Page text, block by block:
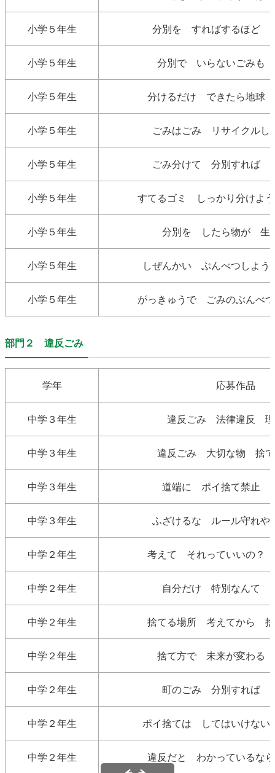
小学５年生 分別を すればするほど
小学５年生 分別で いらないごみも
小学５年生 分けるだけ できたら地球
小学５年生 ごみはごみ リサイクル
小学５年生 ごみ分けて 分別すれば
小学５年生 すてるゴミ しっかり分けよ
小学５年生 分別を したら物が 生
小学５年生 しぜんかい ぶんべつしよ
小学５年生 がっきゅうで ごみのぶんべ
部門２ 違反ごみ
学年 応募作品
中学３年生 違反ごみ 法律違反 理
中学３年生 違反ごみ 大切な物 捨て
中学３年生 道端に ポイ捨て禁止
中学３年生 ふざけるな ルール守れ
中学２年生 考えて それっていいの？
中学２年生 自分だけ 特別なんて
中学２年生 捨てる場所 考えてから 捨
中学２年生 捨て方で 未来が変わる
中学２年生 町のごみ 分別すれば
中学２年生 ポイ捨ては してはいけな
中学２年生 違反だと わかっているな